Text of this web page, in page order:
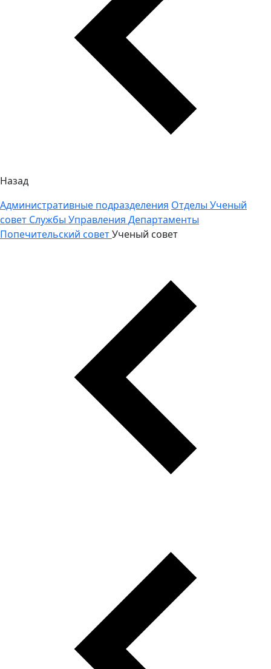
Назад
Административные подразделения Отделы Ученый
совет Службы Управления Департаменты
Попечительский советУченый совет